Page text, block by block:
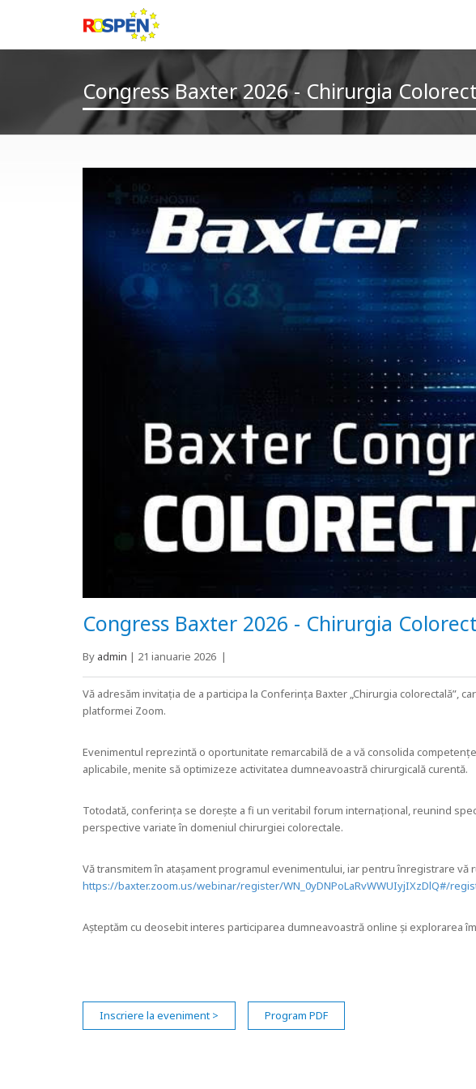
Congress Baxter 2026 - Chirurgia
Congress Baxter 2026 - Chirurgia
By admin | 21 ianuarie 2026 |
Vă adresăm invitația de a participa la Conferința Baxter „Chirurgia colorectală”,
platformei Zoom.
Evenimentul reprezintă o oportunitate remarcabilă de a vă consolida
aplicabile, menite să optimizeze activitatea dumneavoastră chirurgicală curentă.
Totodată, conferința se dorește a fi un veritabil forum internațional, reunind
perspective variate în domeniul chirurgiei colorectale.
Vă transmitem în atașament programul evenimentului, iar pentru înregistrare vă
https://baxter.zoom.us/webinar/register/WN_0yDNPoLaRvWWUIyjIXzDlQ#/
Așteptăm cu deosebit interes participarea dumneavoastră online și explorarea
Inscriere la eveniment > Program PDF